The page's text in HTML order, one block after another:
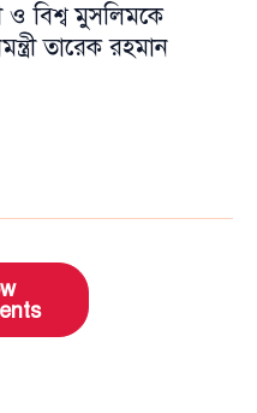
বিশ্ব মুসলিমকে
তারেক রহমান